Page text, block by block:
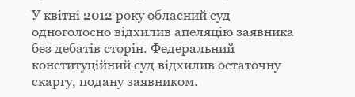
У квітні 2012 року обласний суд
одноголосно відхилив апеляцію заявника
без дебатів сторін. Федеральний
конституційний суд відхилив остаточну
скаргу, подану заявником.